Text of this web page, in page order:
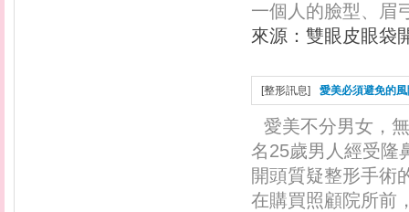
一個人的臉型、眉
來源： 雙眼皮眼袋
[整形訊息] 愛美必須避免的
愛美不分男女，
名25歲男人經受隆
開頭質疑整形手術
在購買照顧院所前